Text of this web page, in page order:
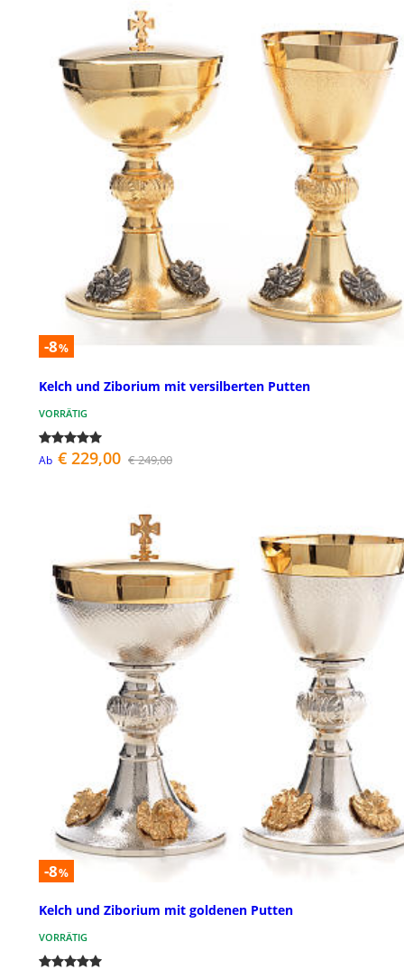
-8%
Kelch und Ziborium mit versilberten Putten
VORRÄTIG
Ab € 229,00 € 249,00
-8%
Kelch und Ziborium mit goldenen Putten
VORRÄTIG